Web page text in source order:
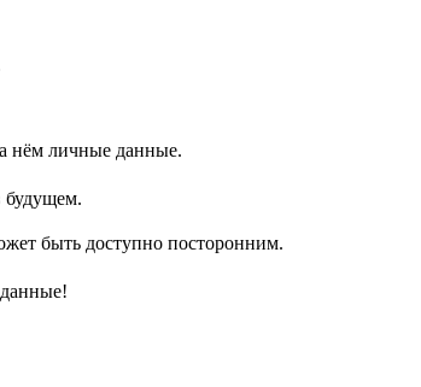
нём личные данные.
будущем.
быть доступно посторонним.